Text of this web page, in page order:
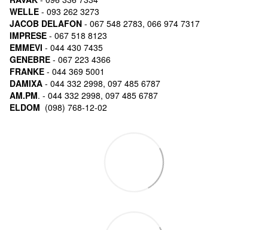
WELLE - 093 262 3273
JACOB DELAFON - 067 548 2783, 066 974 7317
IMPRESE - 067 518 8123
EMMEVI - 044 430 7435
GENEBRE - 067 223 4366
FRANKE - 044 369 5001
DAMIXA - 044 332 2998, 097 485 6787
AM.PM. - 044 332 2998, 097 485 6787
ELDOM (098) 768-12-02